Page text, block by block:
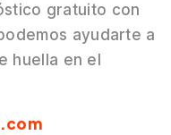
gratuito con
ayudarte a
huella en el